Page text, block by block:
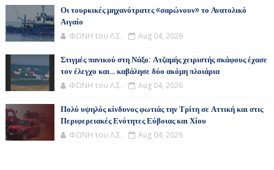
Οι τουρκικές μηχανότρατες «σαρώνουν» το Ανατολικό
Αιγαίο
ΦΩΝΗ του Λ.Σ. Aug 04, 2026
Στιγμές πανικού στη Νάξο: Ατζαμής χειριστής σκάφους έχασε
τον έλεγχο και... καβάλησε δύο ακόμη πλοιάρια
ΦΩΝΗ του Λ.Σ. Aug 04, 2026
Πολύ υψηλός κίνδυνος φωτιάς την Τρίτη σε Αττική και στις
Περιφερειακές Ενότητες Εύβοιας και Χίου
ΦΩΝΗ του Λ.Σ. Aug 04, 2026